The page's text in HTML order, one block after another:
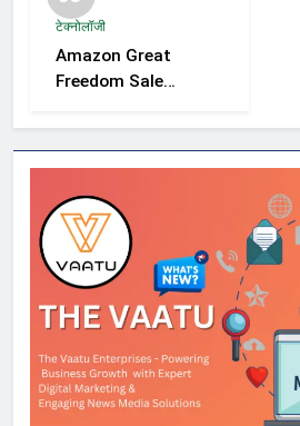
फिल्म को लेकर बढ़ी
टेक्नोलॉजी
Amazon Great
Freedom Sale
OnePlus और
Xiaomi समेत कई
डिस्काउंट